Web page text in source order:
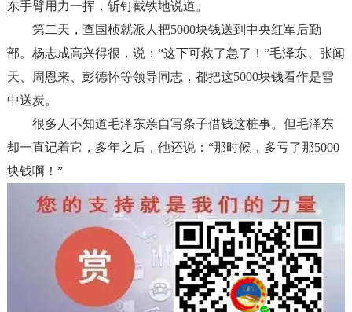
东手臂用力一挥，斩钉截铁地说道。
第二天，查国桢就派人把5000块钱送到中央红军后勤
部。杨志成高兴得很，说： “这下可救了急了！ ”毛泽东、张闻
天、周恩来、彭德怀等领导同志，都把这5000块钱看作是雪
中送炭。
很多人不知道毛泽东亲自写条子借钱这桩事。但毛泽东
却一直记着它，多年之后，他还说： “那时候，多亏了那5000
块钱啊！ ”